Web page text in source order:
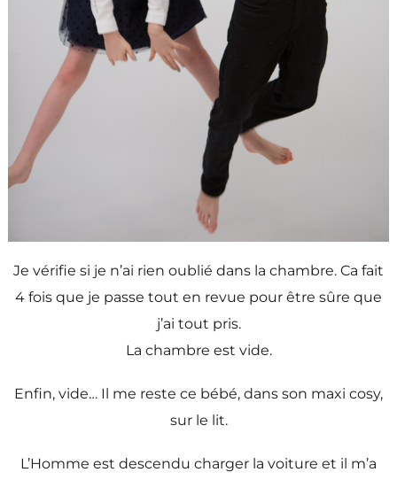
Je vérifie si je n’ai rien oublié dans la chambre. Ca fait
4 fois que je passe tout en revue pour être sûre que
j’ai tout pris.
La chambre est vide.
Enfin, vide… Il me reste ce bébé, dans son maxi cosy,
sur le lit.
L’Homme est descendu charger la voiture et il m’a